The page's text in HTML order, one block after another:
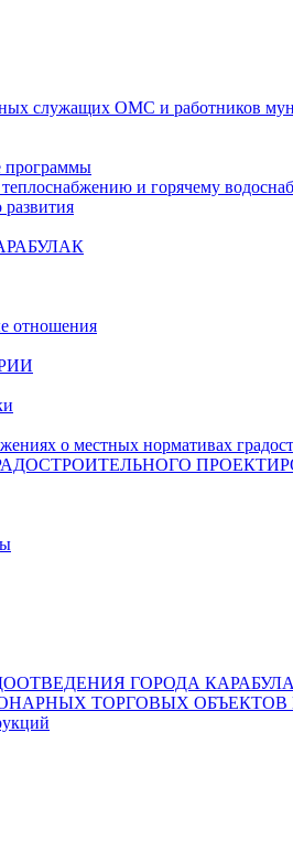
служащих ОМС и работников
программы
и горячему
отношения
о местных нормативах
ГОРОДА
ТОРГОВЫХ ОБЪЕКТОВ